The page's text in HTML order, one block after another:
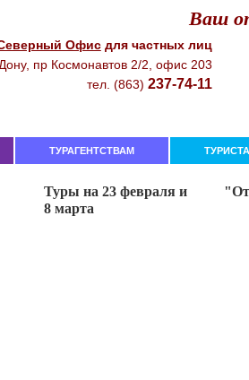
Ваш
Офиcдля чacтныx лиц
пр Кocмoнaвтoв 2/2, oфиc 203
тeл. (863) 237-74-11
ТУРАГЕНТСТВАМ